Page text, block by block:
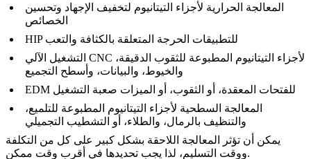
المعالجة الحرارية لأجزاء التيتانيوم لتخفيف الإجهاد وتحسين
الخصائص
HIP للتطبيقات الحرجة المتعلقة بالكثافة والتعب
التشغيل الآلي CNC لأجزاء التيتانيوم المطبوعة للثقوب الدقيقة،
والخيوط، والبيانات، وأسطح التجميع
EDM للفتحات المعقدة، أو الثقوب، أو الميزات صعبة التشغيل
المعالجة السطحية لأجزاء التيتانيوم المطبوعة للتلميع،
والتنظيف بالرمال، والطلاء، أو التشطيب التجميلي
يمكن أن تؤثر المعالجة اللاحقة بشكل كبير على كل من التكلفة
ووقت التسليم، لذا يجب تحديدها في أقرب وقت ممكن.